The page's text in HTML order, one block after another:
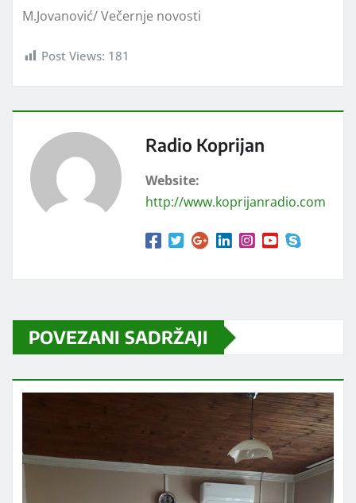
M.Jovanović/ Večernje novosti
Post Views: 181
Radio Koprijan
Website:
http://www.koprijanradio.com
POVEZANI SADRŽAJI